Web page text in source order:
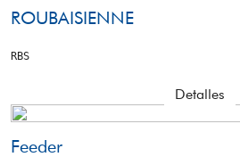
ROUBAISIENNE
RBS
Detalles
Feeder